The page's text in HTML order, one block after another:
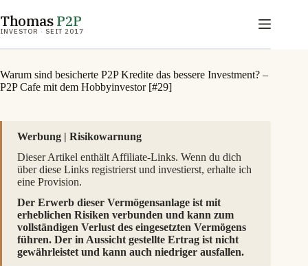
Inhalt
springen
ThomasP2P
INVESTOR · SEIT 2017
Warum sind besicherte P2P Kredite das bessere Investment? –
P2P Cafe mit dem Hobbyinvestor [#29]
Werbung | Risikowarnung
Dieser Artikel enthält Affiliate-Links. Wenn du dich
über diese Links registrierst und investierst, erhalte ich
eine Provision.
Der Erwerb dieser Vermögensanlage ist mit
erheblichen Risiken verbunden und kann zum
vollständigen Verlust des eingesetzten Vermögens
führen. Der in Aussicht gestellte Ertrag ist nicht
gewährleistet und kann auch niedriger ausfallen.